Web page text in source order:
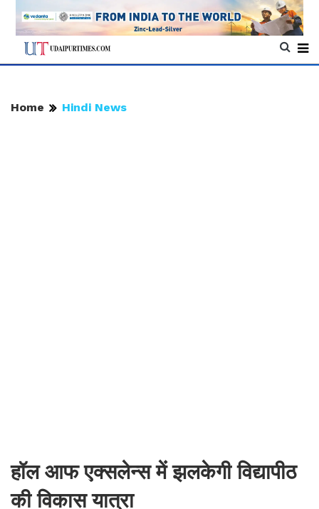
Home Hindi News
हॉल आफ एक्सलेन्स में झलकेगी विद्यापीठ
की विकास यात्रा